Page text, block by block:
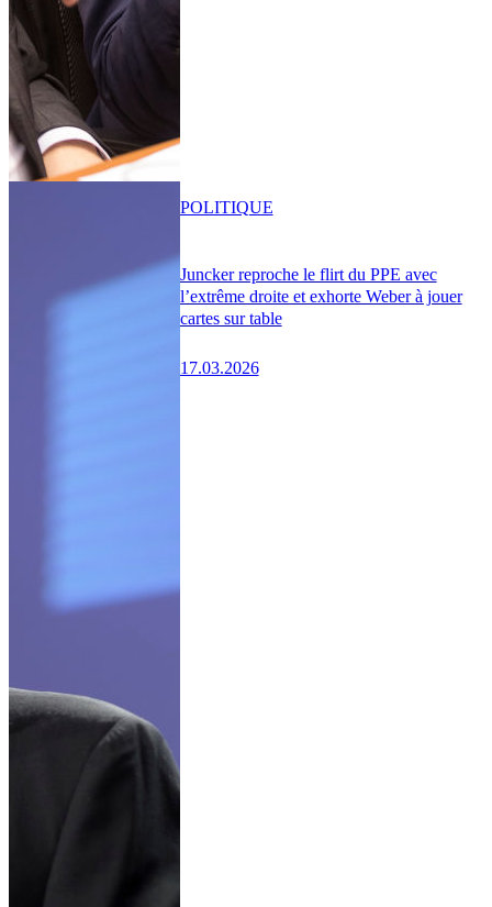
Juncker reproche le flirt du PPE avec
l’extrême droite et exhorte Weber à jouer
cartes sur table
17.03.2026
POLITIQUE